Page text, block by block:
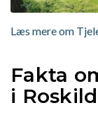
Læs mere om
Fakta
i